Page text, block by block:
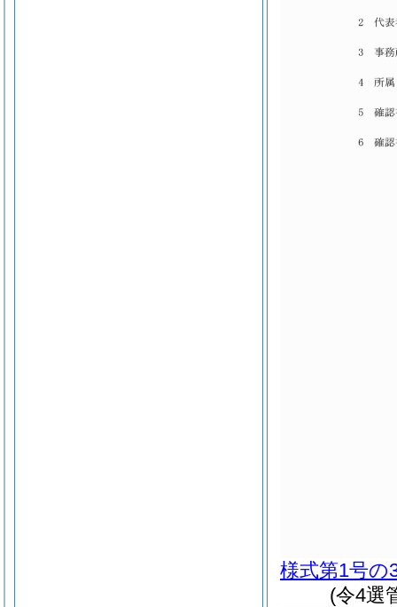
様式第1号の
(令4選